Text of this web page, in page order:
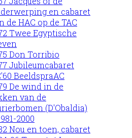
en cabaret
de HAC op de TAC
Twee Egyptische
Don Torribio
Jubileumcabaret
BeeldspraAC
De wind in de
van de
(D'Obaldia)
2000
Nou en toen, cabaret